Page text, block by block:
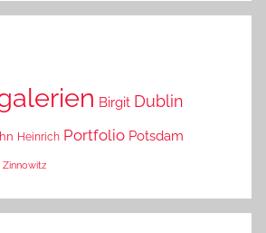
Birgit Dublin
Heinrich Portfolio Potsdam
Zinnowitz